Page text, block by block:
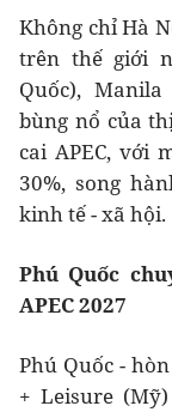
Không chỉ Hà
trên thế giới
Quốc),
bùng nổ của
cai APEC, với
30%, song
kinh tế - xã hội.
Phú Quốc
APEC 2027
Phú Quốc -
+ Leisure